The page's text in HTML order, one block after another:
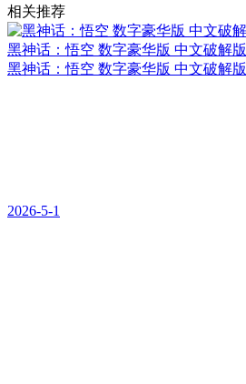
相关推荐
黑神话：悟空 数字豪华版 中文破解版
黑神话：悟空 数字豪华版 中文破解版
2026-5-1